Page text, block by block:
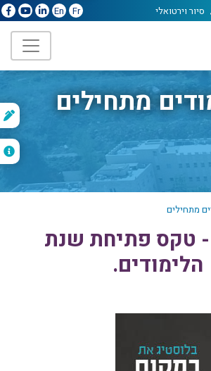
סיור וירטואלי Fr
En
מתחילים
מתחילים
טקס פתיחת שנת
הלימודים.